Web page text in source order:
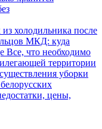
холодильника после
МКД: куда
Все, что необходимо
территории
уборки
цены,